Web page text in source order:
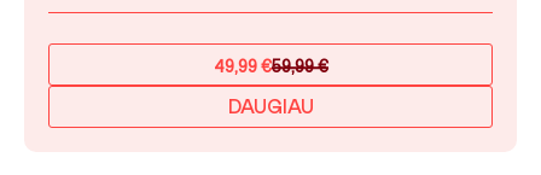
59,99€
Original
price
was:
49,99 €
Current
price
is:
DAUGIAU